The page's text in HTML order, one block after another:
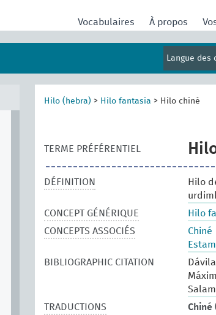
Vocabulaires À propos
Langue des
Hilo (hebra) > Hilo fantasia > Hilo chiné
TERME PRÉFÉRENTIEL
DÉFINITION
Hilo
CONCEPT GÉNÉRIQUE
Hilo
CONCEPTS ASSOCIÉS
Chiné
BIBLIOGRAPHIC CITATION
TRADUCTIONS
Chiné